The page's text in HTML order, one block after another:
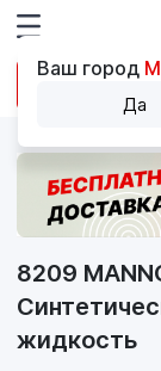
8209
жидкость
Ваш город
Да